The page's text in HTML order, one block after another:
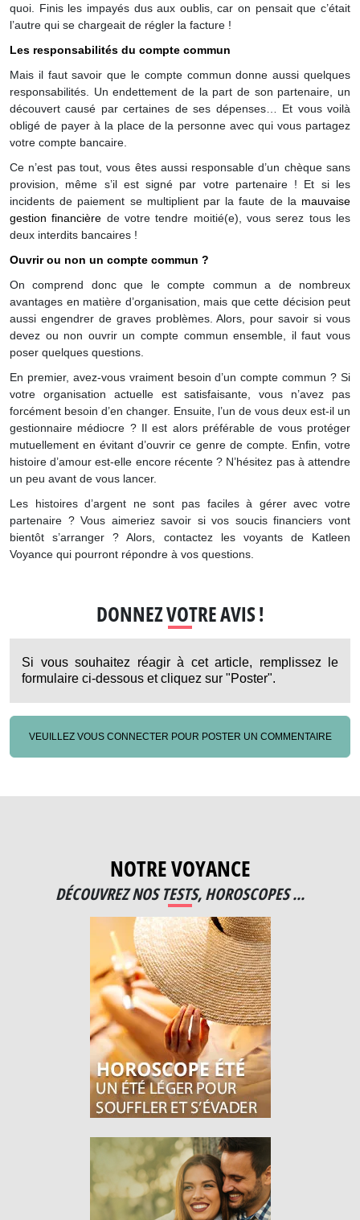
quoi. Finis les impayés dus aux oublis, car on pensait que c’était
l’autre qui se chargeait de régler la facture !
Les responsabilités du compte commun
Mais il faut savoir que le compte commun donne aussi quelques
responsabilités. Un endettement de la part de son partenaire, un
découvert causé par certaines de ses dépenses… Et vous voilà
obligé de payer à la place de la personne avec qui vous partagez
votre compte bancaire.
Ce n’est pas tout, vous êtes aussi responsable d’un chèque sans
provision, même s’il est signé par votre partenaire ! Et si les
incidents de paiement se multiplient par la faute de la mauvaise
gestion financière de votre tendre moitié(e), vous serez tous les
deux interdits bancaires !
Ouvrir ou non un compte commun ?
On comprend donc que le compte commun a de nombreux
avantages en matière d’organisation, mais que cette décision peut
aussi engendrer de graves problèmes. Alors, pour savoir si vous
devez ou non ouvrir un compte commun ensemble, il faut vous
poser quelques questions.
En premier, avez-vous vraiment besoin d’un compte commun ? Si
votre organisation actuelle est satisfaisante, vous n’avez pas
forcément besoin d’en changer. Ensuite, l’un de vous deux est-il un
gestionnaire médiocre ? Il est alors préférable de vous protéger
mutuellement en évitant d’ouvrir ce genre de compte. Enfin, votre
histoire d’amour est-elle encore récente ? N’hésitez pas à attendre
un peu avant de vous lancer.
Les histoires d’argent ne sont pas faciles à gérer avec votre
partenaire ? Vous aimeriez savoir si vos soucis financiers vont
bientôt s’arranger ? Alors, contactez les voyants de Katleen
Voyance qui pourront répondre à vos questions.
DONNEZ VOTRE AVIS !
Si vous souhaitez réagir à cet article, remplissez le
formulaire ci-dessous et cliquez sur "Poster".
VEUILLEZ VOUS CONNECTER POUR POSTER UN COMMENTAIRE
NOTRE VOYANCE
DÉCOUVREZ NOS TESTS, HOROSCOPES ...